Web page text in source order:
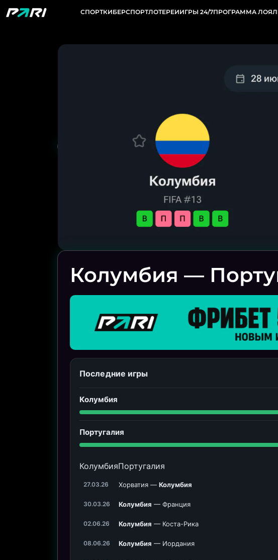
СПОРТКИБЕРСПОРТЛОТЕРЕИИГРЫ 24/7ПРОГРАММА
Колумбия —
Последние игры
Колумбия
Португалия
КолумбияПортугалия
27.03.26 Хорватия — Колумбия
30.03.26 Колумбия — Франция
02.06.26 Колумбия — Коста-Рика
08.06.26 Колумбия — Иордания